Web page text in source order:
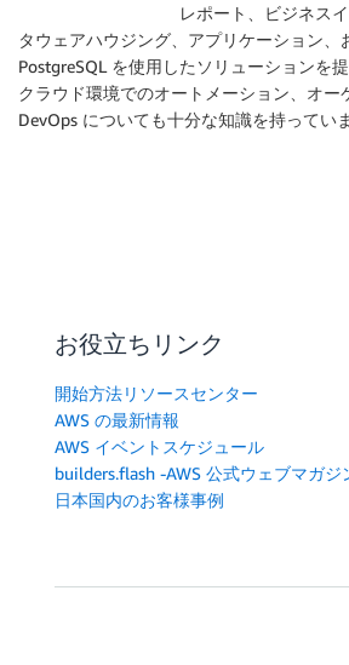
レポート、ビジネス
タウェアハウジング、アプリケーション、
PostgreSQL を使用したソリューションを
クラウド環境でのオートメーション、オー
DevOps についても十分な知識を持っていま
お役立ちリンク
開始方法リソースセンター
AWS の最新情報
AWS イベントスケジュール
builders.flash -AWS 公式ウェブマガジ
日本国内のお客様事例